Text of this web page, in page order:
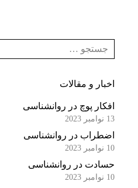
اخبار و مقالات
افکار پوچ در روانشناسی
اضطراب در روانشناسی
حسادت در روانشناسی